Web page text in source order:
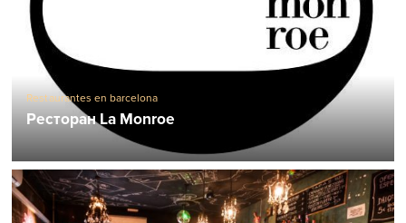
Restaurantes en barcelona
Ресторан La Monroe